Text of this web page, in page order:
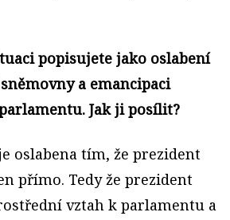
popisujete jako oslabení
a emancipaci
Jak ji posílit?
oslabena tím, že prezident
přímo. Tedy že prezident
vztah k parlamentu a